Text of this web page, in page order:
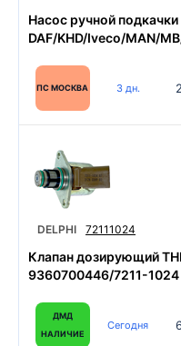
Насос ручной подкачки
DAF/KHD/Iveco/MAN/
ПС МОСКВА 3 дн.
DELPHI 72111024
Клапан дозирующий
9360700446/7211-1024
ДМД
НАЛИЧИЕ
Сегодня